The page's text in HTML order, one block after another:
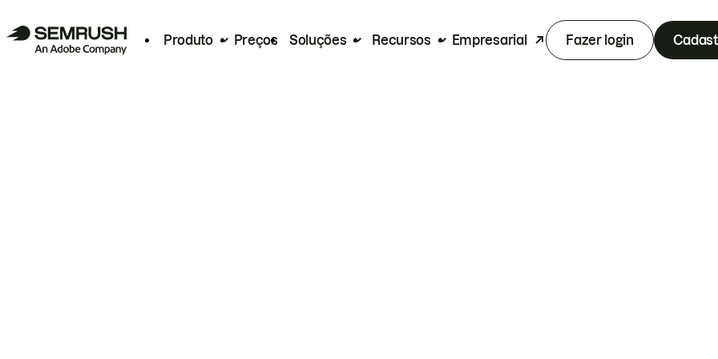
Produto Preços Soluções Recursos Empresarial Fazer login